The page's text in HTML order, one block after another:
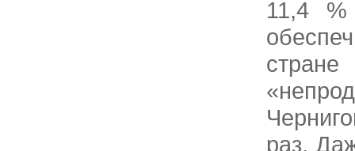
11,4
раз.